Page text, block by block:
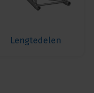
Lengtedelen